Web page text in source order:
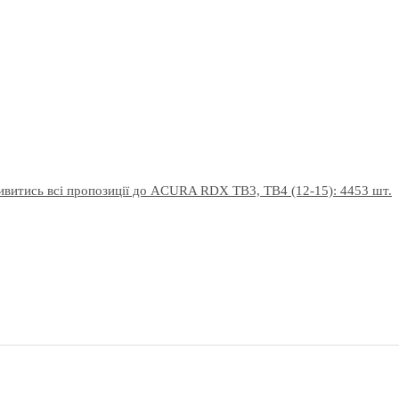
всі пропозиції до ACURA RDX TB3, TB4 (12-15): 4453 шт.